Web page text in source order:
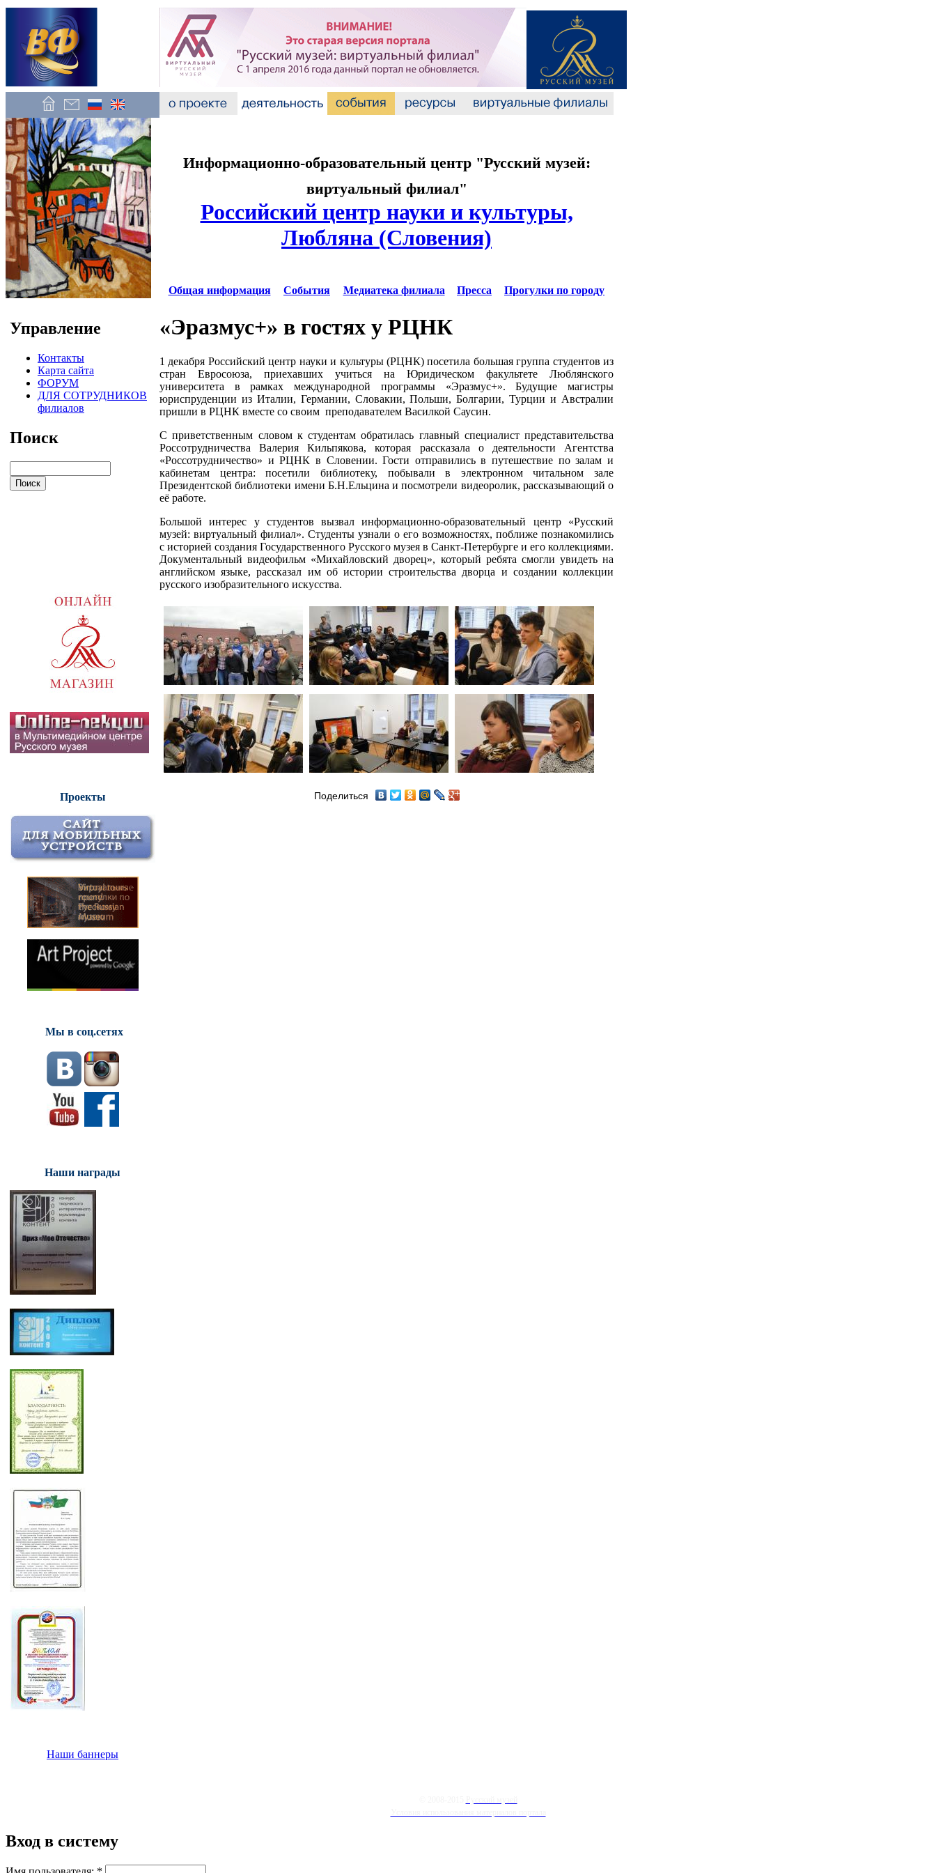
Управление
Контакты
Карта сайта
ФОРУМ
ДЛЯ СОТРУДНИКОВ
филиалов
Поиск
Проекты
Мы в соц.сетях
Наши награды
Наши баннеры
Информационно-образовательный центр "Русский музей:
виртуальный филиал"
Российский центр науки и культуры,
Любляна (Словения)
Общая информация События Медиатека филиала Пресса Прогулки по городу
«Эразмус+» в гостях у РЦНК
1 декабря Российский центр науки и культуры (РЦНК) посетила большая группа студентов из
стран Евросоюза, приехавших учиться на Юридическом факультете Люблянского
университета в рамках международной программы «Эразмус+». Будущие магистры
юриспруденции из Италии, Германии, Словакии, Польши, Болгарии, Турции и Австралии
пришли в РЦНК вместе со своим преподавателем Василкой Саусин.
С приветственным словом к студентам обратилась главный специалист представительства
Россотрудничества Валерия Кильпякова, которая рассказала о деятельности Агентства
«Россотрудничество» и РЦНК в Словении. Гости отправились в путешествие по залам и
кабинетам центра: посетили библиотеку, побывали в электронном читальном зале
Президентской библиотеки имени Б.Н.Ельцина и посмотрели видеоролик, рассказывающий о
её работе.
Большой интерес у студентов вызвал информационно-образовательный центр «Русский
музей: виртуальный филиал». Студенты узнали о его возможностях, поближе познакомились
с историей создания Государственного Русского музея в Санкт-Петербурге и его коллекциями.
Документальный видеофильм «Михайловский дворец», который ребята смогли увидеть на
английском языке, рассказал им об истории строительства дворца и создании коллекции
русского изобразительного искусства.
Поделиться
Вход в систему